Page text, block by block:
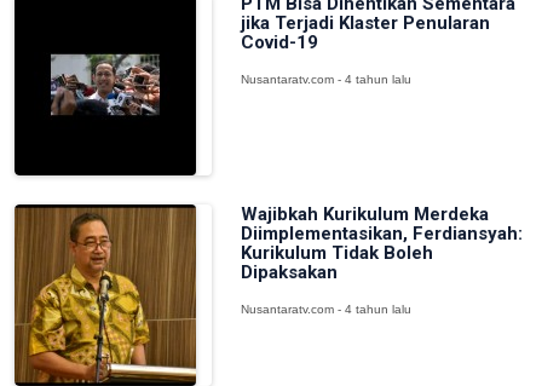
jika Terjadi Klaster Penularan
Covid-19
Nusantaratv.com - 4 tahun lalu
Wajibkah Kurikulum Merdeka
Diimplementasikan, Ferdiansyah:
Kurikulum Tidak Boleh
Dipaksakan
Nusantaratv.com - 4 tahun lalu